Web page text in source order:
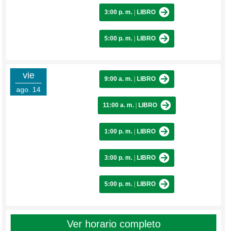
3:00 p. m. LIBRO
5:00 p. m. LIBRO
vie
ago. 14
9:00 a. m. LIBRO
11:00 a. m. LIBRO
1:00 p. m. LIBRO
3:00 p. m. LIBRO
5:00 p. m. LIBRO
Ver horario completo